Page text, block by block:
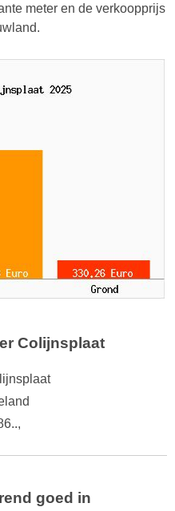
meter en de verkoopprijs
Colijnsplaat
goed in